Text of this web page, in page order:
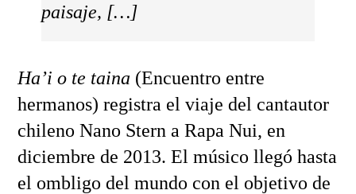
paisaje, […]
Ha’i o te taina (Encuentro entre
hermanos) registra el viaje del cantautor
chileno Nano Stern a Rapa Nui, en
diciembre de 2013. El músico llegó hasta
el ombligo del mundo con el objetivo de